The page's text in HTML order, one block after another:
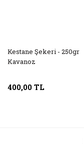
Kestane Şekeri - 250gr
Kavanoz
400,00 TL